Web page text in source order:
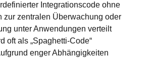
Integrationscode ohne
zur zentralen Überwachung oder
unter Anwendungen verteilt
oft als „Spaghetti-Code“
enger Abhängigkeiten